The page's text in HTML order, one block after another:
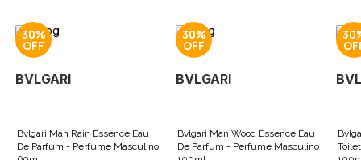
30%
BVLGARI
Bvlgari Man Rain Essence Eau
De Parfum - Perfume Masculino
30%
BVLGARI
Bvlgari Man Wood Essence Eau
De Parfum - Perfume Masculino